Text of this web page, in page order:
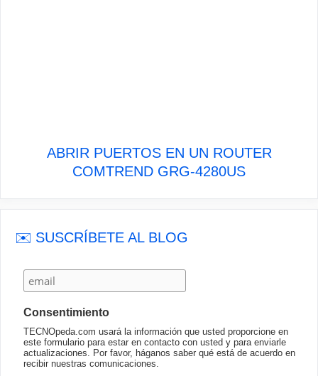
ABRIR PUERTOS EN UN ROUTER
COMTREND GRG-4280US
✉️ SUSCRÍBETE AL BLOG
Consentimiento
TECNOpeda.com usará la información que usted proporcione en
este formulario para estar en contacto con usted y para enviarle
actualizaciones. Por favor, háganos saber qué está de acuerdo en
recibir nuestras comunicaciones.